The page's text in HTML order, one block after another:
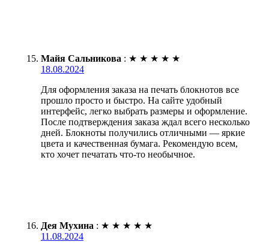
Майя Сальникова : ★ ★ ★ ★ ★
18.08.2024
Для оформления заказа на печать блокнотов все
прошло просто и быстро. На сайте удобный
интерфейс, легко выбрать размеры и оформление.
После подтверждения заказа ждал всего несколько
дней. Блокноты получились отличными — яркие
цвета и качественная бумага. Рекомендую всем,
кто хочет печатать что-то необычное.
Дея Мухина : ★ ★ ★ ★ ★
11.08.2024